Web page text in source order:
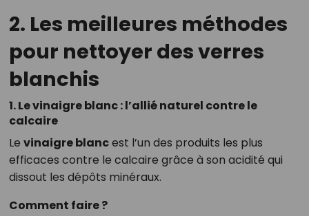
2. Les meilleures méthodes
pour nettoyer des verres
blanchis
1. Le vinaigre blanc : l’allié naturel contre le
calcaire
Le vinaigre blancest l’un des produits les plus
efficaces contre le calcaire grâce à son acidité qui
dissout les dépôts minéraux.
Comment faire ?